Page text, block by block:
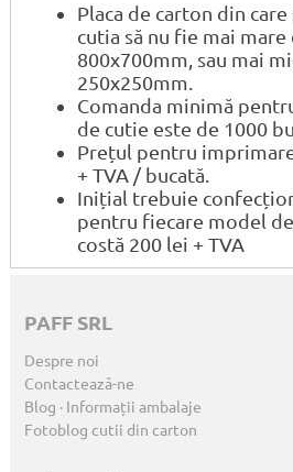
Placa de carton din
cutia să nu fie mai mare
800x700mm, sau mai
250x250mm.
Comanda minimă
de cutie este de 1000
Prețul pentru
+ TVA / bucată.
Inițial trebuie
pentru fiecare model
costă 200 lei + TVA
PAFF SRL
Despre noi
Contactează-ne
Blog · Informații ambalaje
Fotoblog cutii din carton